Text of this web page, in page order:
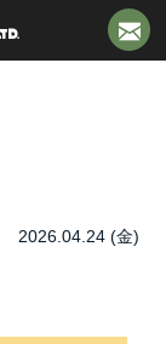
2026.04.24 (金)